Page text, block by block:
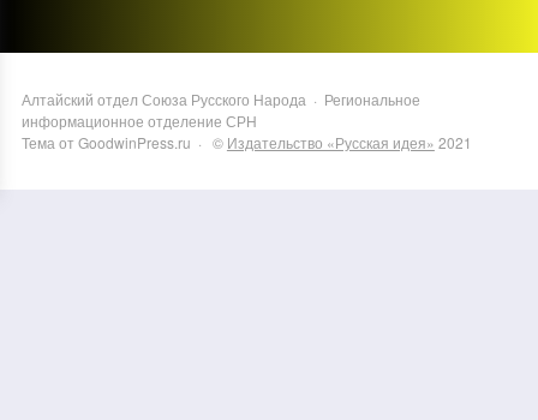
Алтайский отдел Союза Русского Народа · Региональное
информационное отделение СРН
Тема от GoodwinPress.ru · © Издательство «Русская идея» 2021